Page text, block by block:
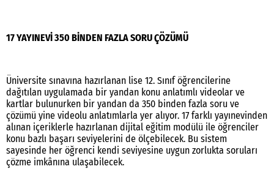
17 YAYINEVİ 350 BİNDEN FAZLA SORU ÇÖZÜMÜ
Üniversite sınavına hazırlanan lise 12. Sınıf öğrencilerine
dağıtılan uygulamada bir yandan konu anlatımlı videolar ve
kartlar bulunurken bir yandan da 350 binden fazla soru ve
çözümü yine videolu anlatımlarla yer alıyor. 17 farklı yayınevinden
alınan içeriklerle hazırlanan dijital eğitim modülü ile öğrenciler
konu bazlı başarı seviyelerini de ölçebilecek. Bu sistem
sayesinde her öğrenci kendi seviyesine uygun zorlukta soruları
çözme imkânına ulaşabilecek.